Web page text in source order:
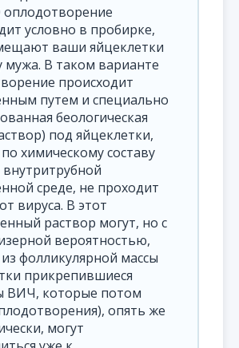
условно в пробирке,
ваши яйцеклетки
мужа. В таком варианте
происходит
путем и специально
беологическая
под яйцеклетки,
химическому составу
внутритрубной
среде, не проходит
вируса. В этот
раствор могут, но с
вероятностью,
фолликулярной массы
прикрепившиеся
ВИЧ, которые потом
опять же
могут